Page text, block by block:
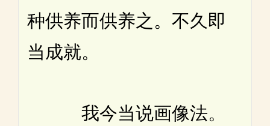
种供养而供养之。不久即
当成就。
我今当说画像法。